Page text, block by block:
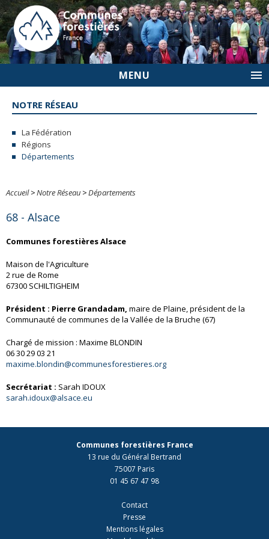
MENU
NOTRE RÉSEAU
La Fédération
Régions
Départements
Accueil>Notre Réseau >Départements
68 - Alsace
Communes forestières Alsace
Maison de l'Agriculture
2 rue de Rome
67300 SCHILTIGHEIM
Président : Pierre Grandadam, maire de Plaine, président de la
Communauté de communes de la Vallée de la Bruche (67)
Chargé de mission : Maxime BLONDIN
06 30 29 03 21
maxime.blondin@communesforestieres.org
Secrétariat : Sarah IDOUX
sarah.idoux@alsace.eu
Communes forestières France
13 rue du Général Bertrand
75007 Paris
01 45 67 47 98
Contact
Presse
Mentions légales